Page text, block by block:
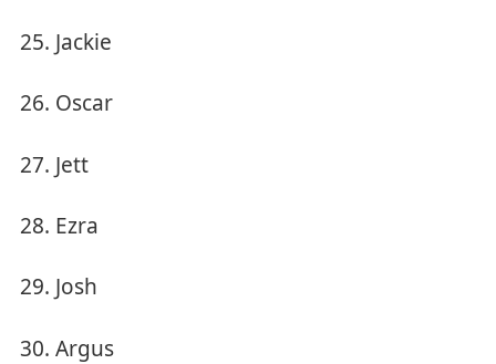
Jackie
Oscar
Jett
Ezra
Josh
Argus